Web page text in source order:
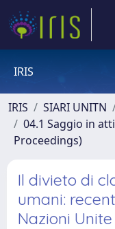
IRIS
IRIS SIARI UNITN
04.1 Saggio in
Proceedings)
Il divieto di
umani:
Nazioni Unite